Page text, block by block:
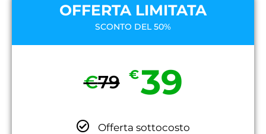
OFFERTA LIMITATA
SCONTO DEL 50%
€79 €39
Offerta sottocosto